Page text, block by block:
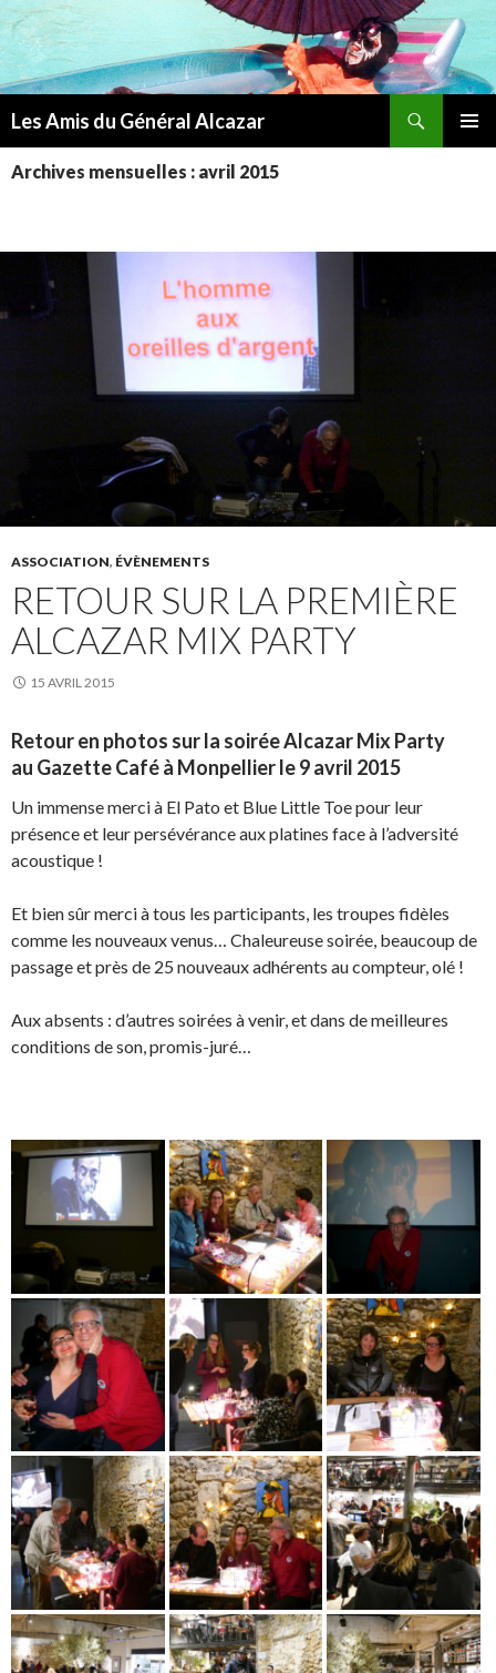
Les Amis du Général Alcazar
AU
Archives mensuelles : avril 2015
ASSOCIATION, ÉVÈNEMENTS
RETOUR SUR LA PREMIÈRE
ALCAZAR MIX PARTY
15 AVRIL 2015
Retour en photos sur la soirée Alcazar Mix Party
au Gazette Café à Monpellier le 9 avril 2015
Un immense merci à El Pato et Blue Little Toe pour leur
présence et leur persévérance aux platines face à l’adversité
acoustique !
Et bien sûr merci à tous les participants, les troupes fidèles
comme les nouveaux venus… Chaleureuse soirée, beaucoup de
passage et près de 25 nouveaux adhérents au compteur, olé !
Aux absents : d’autres soirées à venir, et dans de meilleures
conditions de son, promis-juré…